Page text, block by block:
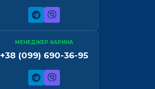
МЕНЕДЖЕР КАРИНА
+38 (099) 690-36-95